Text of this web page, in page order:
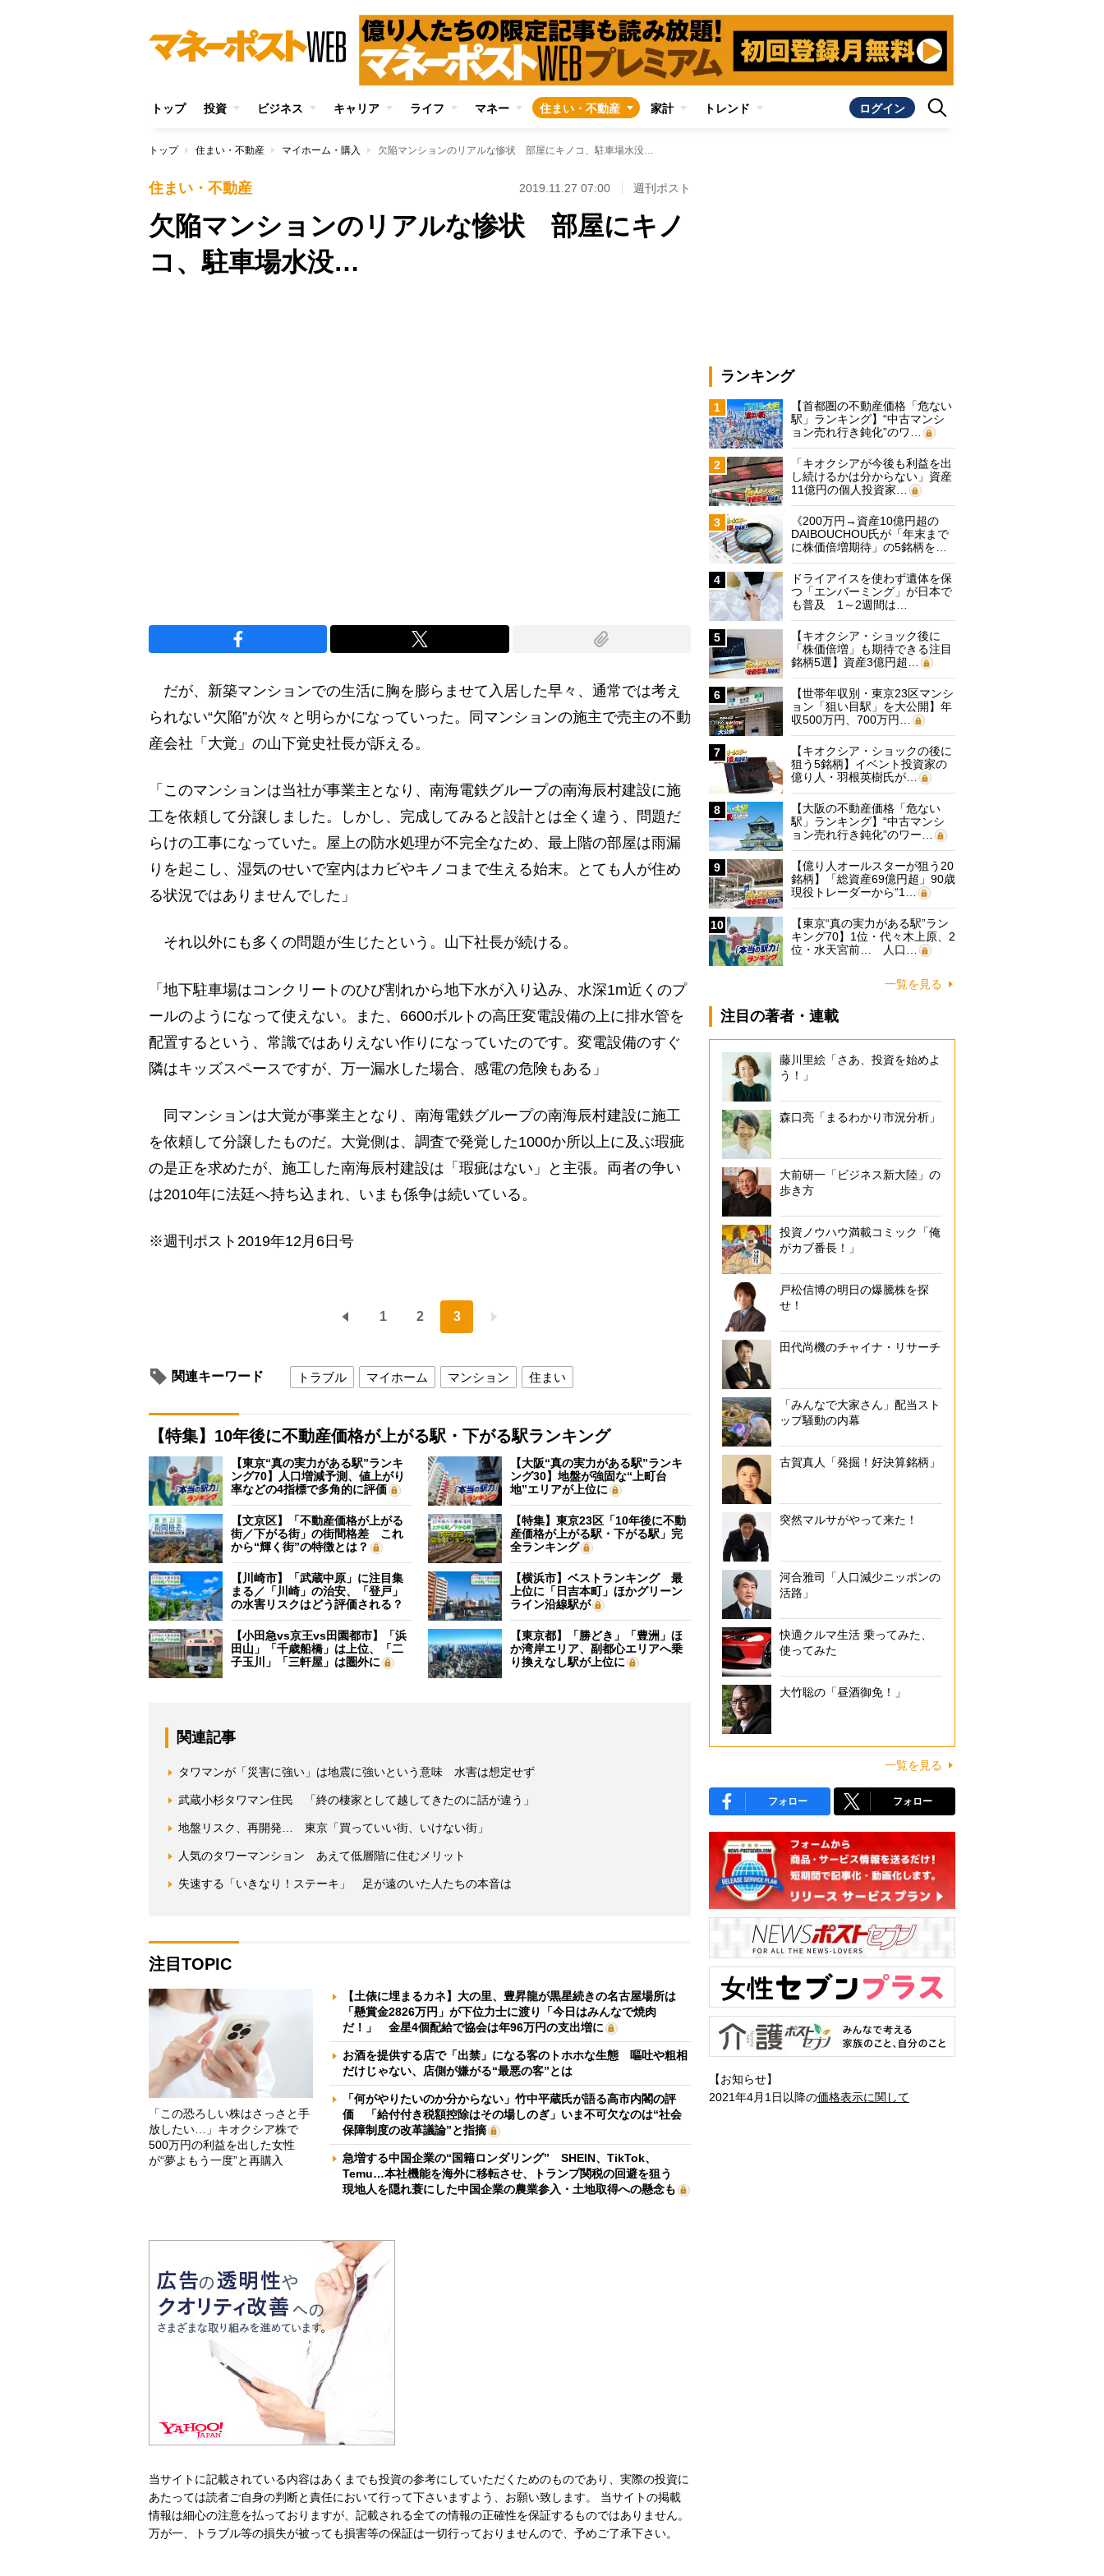
トップ 投資 ビジネス キャリア ライフ マネー 住まい・不動産 家計 トレンド ログイン
トップ 住まい・不動産 マイホーム・購入 欠陥マンションのリアルな惨状 部屋にキノコ、駐車場水没…
住まい・不動産 2019.11.27 07:00 週刊ポスト
欠陥マンションのリアルな惨状 部屋にキノ
コ、駐車場水没…
だが、新築マンションでの生活に胸を膨らませて入居した早々、通常では考え
られない“欠陥”が次々と明らかになっていった。同マンションの施主で売主の不動
産会社「大覚」の山下覚史社長が訴える。
「このマンションは当社が事業主となり、南海電鉄グループの南海辰村建設に施
工を依頼して分譲しました。しかし、完成してみると設計とは全く違う、問題だ
らけの工事になっていた。屋上の防水処理が不完全なため、最上階の部屋は雨漏
りを起こし、湿気のせいで室内はカビやキノコまで生える始末。とても人が住め
る状況ではありませんでした」
それ以外にも多くの問題が生じたという。山下社長が続ける。
「地下駐車場はコンクリートのひび割れから地下水が入り込み、水深1m近くのプ
ールのようになって使えない。また、6600ボルトの高圧変電設備の上に排水管を
配置するという、常識ではありえない作りになっていたのです。変電設備のすぐ
隣はキッズスペースですが、万一漏水した場合、感電の危険もある」
同マンションは大覚が事業主となり、南海電鉄グループの南海辰村建設に施工
を依頼して分譲したものだ。大覚側は、調査で発覚した1000か所以上に及ぶ瑕疵
の是正を求めたが、施工した南海辰村建設は「瑕疵はない」と主張。両者の争い
は2010年に法廷へ持ち込まれ、いまも係争は続いている。
※週刊ポスト2019年12月6日号
1 2 3
関連キーワード トラブル マイホーム マンション 住まい
【特集】10年後に不動産価格が上がる駅・下がる駅ランキング
【東京“真の実力がある駅”ランキ
ング70】人口増減予測、値上がり
率などの4指標で多角的に評価
【大阪“真の実力がある駅”ランキ
ング30】地盤が強固な“上町台
地”エリアが上位に
【文京区】「不動産価格が上がる
街／下がる街」の街間格差 これ
から“輝く街”の特徴とは？
【特集】東京23区「10年後に不動
産価格が上がる駅・下がる駅」完
全ランキング
【川崎市】「武蔵中原」に注目集
まる／「川崎」の治安、「登戸」
の水害リスクはどう評価される？
【横浜市】ベストランキング 最
上位に「日吉本町」ほかグリーン
ライン沿線駅が
【小田急vs京王vs田園都市】「浜
田山」「千歳船橋」は上位、「二
子玉川」「三軒屋」は圏外に
【東京都】「勝どき」「豊洲」ほ
か湾岸エリア、副都心エリアへ乗
り換えなし駅が上位に
関連記事
タワマンが「災害に強い」は地震に強いという意味 水害は想定せず
武蔵小杉タワマン住民 「終の棲家として越してきたのに話が違う」
地盤リスク、再開発… 東京「買っていい街、いけない街」
人気のタワーマンション あえて低層階に住むメリット
失速する「いきなり！ステーキ」 足が遠のいた人たちの本音は
注目TOPIC
「この恐ろしい株はさっさと手
放したい…」キオクシア株で
500万円の利益を出した女性
が“夢よもう一度”と再購入
【土俵に埋まるカネ】大の里、豊昇龍が黒星続きの名古屋場所は
「懸賞金2826万円」が下位力士に渡り「今日はみんなで焼肉
だ！」 金星4個配給で協会は年96万円の支出増に
お酒を提供する店で「出禁」になる客のトホホな生態 嘔吐や粗相
だけじゃない、店側が嫌がる“最悪の客”とは
「何がやりたいのか分からない」竹中平蔵氏が語る高市内閣の評
価 「給付付き税額控除はその場しのぎ」いま不可欠なのは“社会
保障制度の改革議論”と指摘
急増する中国企業の“国籍ロンダリング” SHEIN、TikTok、
Temu…本社機能を海外に移転させ、トランプ関税の回避を狙う
現地人を隠れ蓑にした中国企業の農業参入・土地取得への懸念も
当サイトに記載されている内容はあくまでも投資の参考にしていただくためのものであり、実際の投資に
あたっては読者ご自身の判断と責任において行って下さいますよう、お願い致します。 当サイトの掲載
情報は細心の注意を払っておりますが、記載される全ての情報の正確性を保証するものではありません。
万が一、トラブル等の損失が被っても損害等の保証は一切行っておりませんので、予めご了承下さい。
ランキング
1
【首都圏の不動産価格「危ない
駅」ランキング】“中古マンシ
ョン売れ行き鈍化”のワ…
2
「キオクシアが今後も利益を出
し続けるかは分からない」資産
11億円の個人投資家…
3
《200万円→資産10億円超の
DAIBOUCHOU氏が「年末まで
に株価倍増期待」の5銘柄を…
4
ドライアイスを使わず遺体を保
つ「エンバーミング」が日本で
も普及 1～2週間は…
5
【キオクシア・ショック後に
「株価倍増」も期待できる注目
銘柄5選】資産3億円超…
6
【世帯年収別・東京23区マンシ
ョン「狙い目駅」を大公開】年
収500万円、700万円…
7
【キオクシア・ショックの後に
狙う5銘柄】イベント投資家の
億り人・羽根英樹氏が…
8
【大阪の不動産価格「危ない
駅」ランキング】“中古マンシ
ョン売れ行き鈍化”のワー…
9
【億り人オールスターが狙う20
銘柄】「総資産69億円超」90歳
現役トレーダーから“1…
10
【東京“真の実力がある駅”ラン
キング70】1位・代々木上原、2
位・水天宮前… 人口…
一覧を見る
注目の著者・連載
藤川里絵「さあ、投資を始めよ
う！」
森口亮「まるわかり市況分析」
大前研一「ビジネス新大陸」の
歩き方
投資ノウハウ満載コミック「俺
がカブ番長！」
戸松信博の明日の爆騰株を探
せ！
田代尚機のチャイナ・リサーチ
「みんなで大家さん」配当スト
ップ騒動の内幕
古賀真人「発掘！好決算銘柄」
突然マルサがやって来た！
河合雅司「人口減少ニッポンの
活路」
快適クルマ生活 乗ってみた、
使ってみた
大竹聡の「昼酒御免！」
一覧を見る
フォロー フォロー
【お知らせ】
2021年4月1日以降の価格表示に関して